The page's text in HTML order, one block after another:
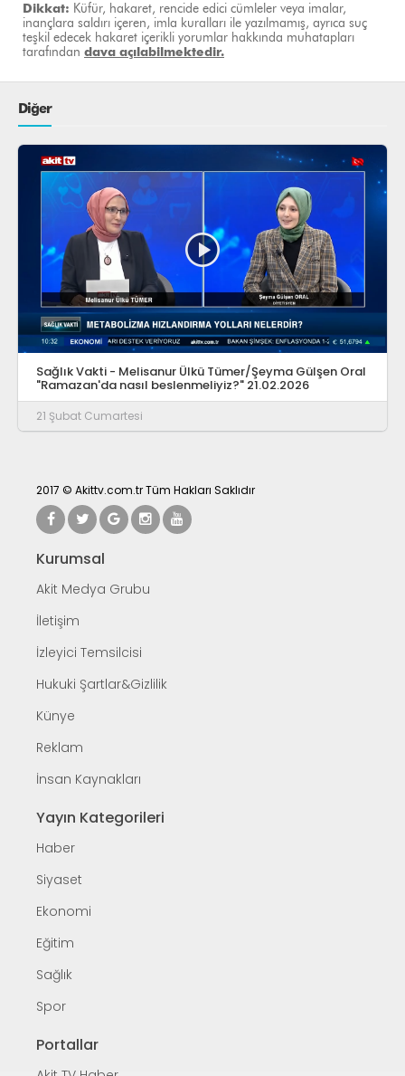
Dikkat: Küfür, hakaret, rencide edici cümleler veya imalar,
inançlara saldırı içeren, imla kuralları ile yazılmamış, ayrıca suç
teşkil edecek hakaret içerikli yorumlar hakkında muhatapları
tarafından dava açılabilmektedir.
Diğer
Sağlık Vakti - Melisanur Ülkü Tümer/Şeyma Gülşen Oral
"Ramazan'da nasıl beslenmeliyiz?" 21.02.2026
21 Şubat Cumartesi
2017 © Akittv.com.tr Tüm Hakları Saklıdır
Kurumsal
Akit Medya Grubu
İletişim
İzleyici Temsilcisi
Hukuki Şartlar&Gizlilik
Künye
Reklam
İnsan Kaynakları
Yayın Kategorileri
Haber
Siyaset
Ekonomi
Eğitim
Sağlık
Spor
Portallar